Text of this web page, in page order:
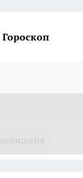
Гороскоп